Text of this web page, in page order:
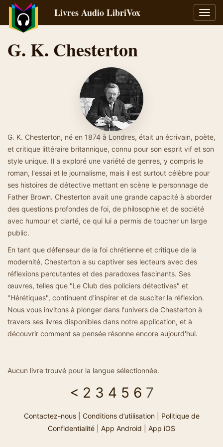
la
Livres Audio LibriVox
G. K. Chesterton
G. K. Chesterton, né en 1874 à Londres, était un écrivain, poète,
et critique littéraire britannique, connu pour son esprit vif et son
style unique. Il a exploré une variété de genres, y compris le
roman, l'essai et le journalisme, mais il est surtout célèbre pour
ses histoires de détective mettant en scène le personnage de
Father Brown. Chesterton avait une grande capacité à aborder
des questions profondes de foi, de philosophie et de société
avec humour et clarté, ce qui lui a permis de toucher un large
public.
En tant que défenseur de la foi chrétienne et critique de la
modernité, Chesterton a su captiver ses lecteurs avec des
réflexions percutantes et des paradoxes fascinants. Ses
œuvres, telles que "Le Club des policiers détectives" et
"Hérétiques", continuent d'inspirer et de susciter la réflexion.
Nous vous invitons à plonger dans l'univers de Chesterton à
travers ses livres disponibles dans notre application, et à
découvrir comment sa pensée résonne encore aujourd'hui.
Aucun livre trouvé pour la langue sélectionnée.
< 2 3 4 5 6 7
Contactez-nous| Conditions d’utilisation| Politique de
Confidentialité
App Android App iOS